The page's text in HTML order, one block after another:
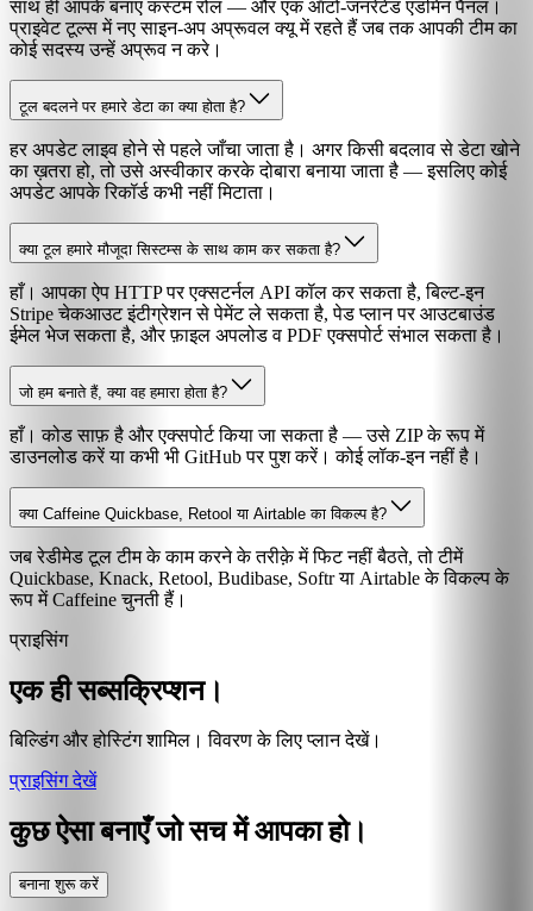
साथ ही आपके बनाए कस्टम रोल — और एक ऑटो-जनरेटेड एडमिन पैनल।
प्राइवेट टूल्स में नए साइन-अप अप्रूवल क्यू में रहते हैं जब तक आपकी टीम का
कोई सदस्य उन्हें अप्रूव न करे।
टूल बदलने पर हमारे डेटा का क्या होता है?
हर अपडेट लाइव होने से पहले जाँचा जाता है। अगर किसी बदलाव से डेटा खोने
का ख़तरा हो, तो उसे अस्वीकार करके दोबारा बनाया जाता है — इसलिए कोई
अपडेट आपके रिकॉर्ड कभी नहीं मिटाता।
क्या टूल हमारे मौजूदा सिस्टम्स के साथ काम कर सकता है?
हाँ। आपका ऐप HTTP पर एक्सटर्नल API कॉल कर सकता है, बिल्ट-इन
Stripe चेकआउट इंटीग्रेशन से पेमेंट ले सकता है, पेड प्लान पर आउटबाउंड
ईमेल भेज सकता है, और फ़ाइल अपलोड व PDF एक्सपोर्ट संभाल सकता है।
जो हम बनाते हैं, क्या वह हमारा होता है?
हाँ। कोड साफ़ है और एक्सपोर्ट किया जा सकता है — उसे ZIP के रूप में
डाउनलोड करें या कभी भी GitHub पर पुश करें। कोई लॉक-इन नहीं है।
क्या Caffeine Quickbase, Retool या Airtable का विकल्प है?
जब रेडीमेड टूल टीम के काम करने के तरीक़े में फिट नहीं बैठते, तो टीमें
Quickbase, Knack, Retool, Budibase, Softr या Airtable के विकल्प के
रूप में Caffeine चुनती हैं।
प्राइसिंग
एक ही सब्सक्रिप्शन।
बिल्डिंग और होस्टिंग शामिल। विवरण के लिए प्लान देखें।
प्राइसिंग देखें
कुछ ऐसा बनाएँ जो सच में आपका हो।
बनाना शुरू करें